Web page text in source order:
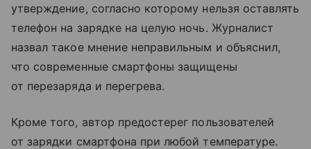
утверждение, согласно которому нельзя оставлять
телефон на зарядке на целую ночь. Журналист
назвал такое мнение неправильным и объяснил,
что современные смартфоны защищены
от перезаряда и перегрева.
Кроме того, автор предостерег пользователей
от зарядки смартфона при любой температуре.